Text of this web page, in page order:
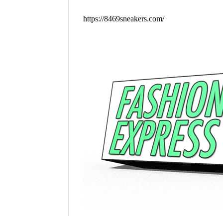
https://8469sneakers.com/